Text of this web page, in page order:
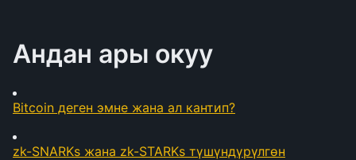
Андан ары окуу
Bitcoin деген эмне жана ал кантип?
zk-SNARKs жана zk-STARKs түшүндүрүлгөн